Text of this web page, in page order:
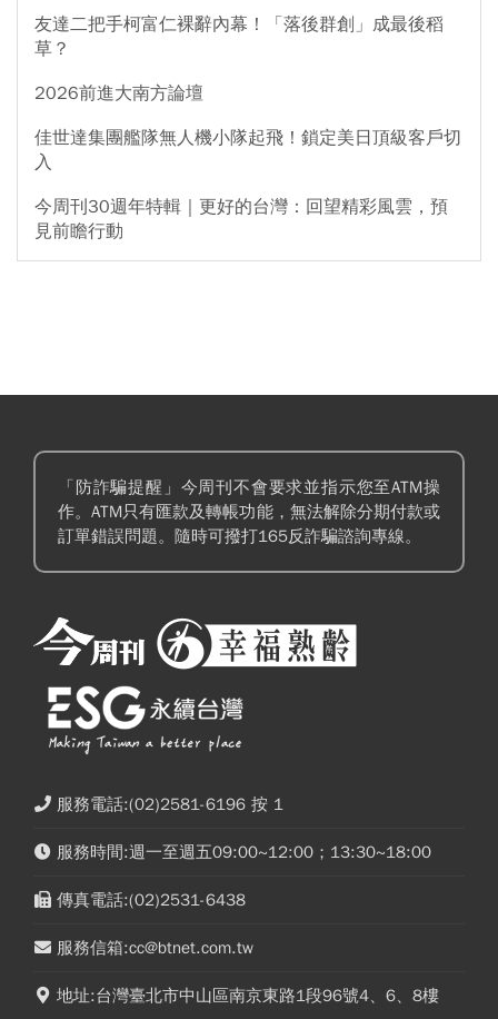
友達二把手柯富仁裸辭內幕！「落後群創」成最後稻
草？
2026前進大南方論壇
佳世達集團艦隊無人機小隊起飛！鎖定美日頂級客戶切
入
今周刊30週年特輯｜更好的台灣：回望精彩風雲，預
見前瞻行動
「防詐騙提醒」今周刊不會要求並指示您至ATM操
作。ATM只有匯款及轉帳功能，無法解除分期付款或
訂單錯誤問題。隨時可撥打165反詐騙諮詢專線。
服務電話:(02)2581-6196 按 1
服務時間:週一至週五09:00~12:00；13:30~18:00
傳真電話:(02)2531-6438
服務信箱:cc@btnet.com.tw
地址:台灣臺北市中山區南京東路1段96號4、6、8樓